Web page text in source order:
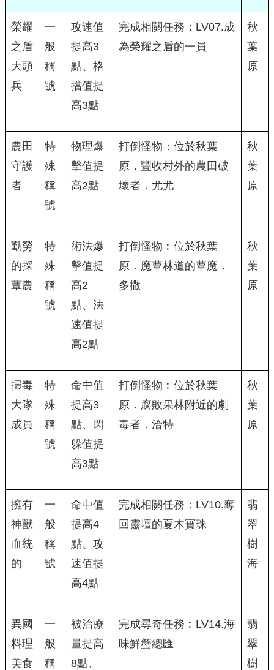
榮耀
之盾
大頭
兵
一
般
稱
號
攻速值
提高3
點、格
擋值提
高3點
完成相關任務：LV07.成
為榮耀之盾的一員
秋
葉
原
農田
守護
者
特
殊
稱
號
物理爆
擊值提
高2點
打倒怪物：位於秋葉
原．豐收村外的農田破
壞者．尤尤
秋
葉
原
勤勞
的採
蕈農
特
殊
稱
號
術法爆
擊值提
高2
點、法
速值提
高2點
打倒怪物︰位於秋葉
原．魔蕈林道的蕈魔．
多撒
秋
葉
原
掃毒
大隊
成員
特
殊
稱
號
命中值
提高3
點、閃
躲值提
高3點
打倒怪物︰位於秋葉
原．腐敗果林附近的劇
毒者．洽特
秋
葉
原
擁有
神獸
血統
的
一
般
稱
號
命中值
提高4
點、攻
速值提
高4點
完成相關任務：LV10.奪
回靈壇的夏木寶珠
翡
翠
樹
海
異國
料理
美食
一
般
稱
被治療
量提高
8點、
完成尋奇任務︰LV14.海
味鮮蟹總匯
翡
翠
樹